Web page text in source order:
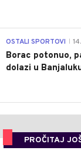
OSTALI SPORTOVI
Borac potonuo,
dolazi u
PROČITAJ